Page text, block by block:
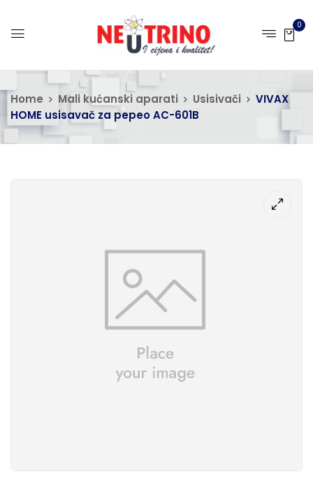
0
Home Mali kućanski aparati Usisivači
VIVAX
HOME usisavač za pepeo AC-601B